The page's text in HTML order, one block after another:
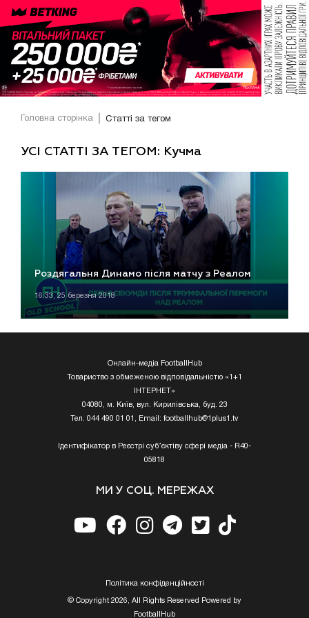
Головна сторінка Статті за тегом
УСІ СТАТТІ ЗА ТЕГОМ: Кучма
Роздягальня Динамо після матчу з Реалом
16:33, 25 березня 2018
Онлайн-медіа FootballHub
Товариство з обмеженою відповідальністю «1+1
ІНТЕРНЕТ»
04080, м. Київ, вул. Кирилівська, буд. 23
Тел. 044 490 01 01, Email: footballhub@1plus1.tv
Ідентифікатор в Реєстрі суб’єктіву сфері медіа - R40-
05818
МИ У СОЦ. МЕРЕЖАХ
Полiтика конфiденцiйностi
© Copyright 2026, All Rights Reserved Powered by
FootballHub